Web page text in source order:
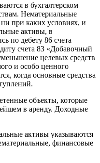
в бухгалтерском
Нематериальные
при каких условиях, и
активы, в
по дебету 86 счета
счета 83 «Добавочный
целевых средств
и особо ценного
когда основные средства
объекты, которые
в аренду. Доходные
активы указываются
финансовые